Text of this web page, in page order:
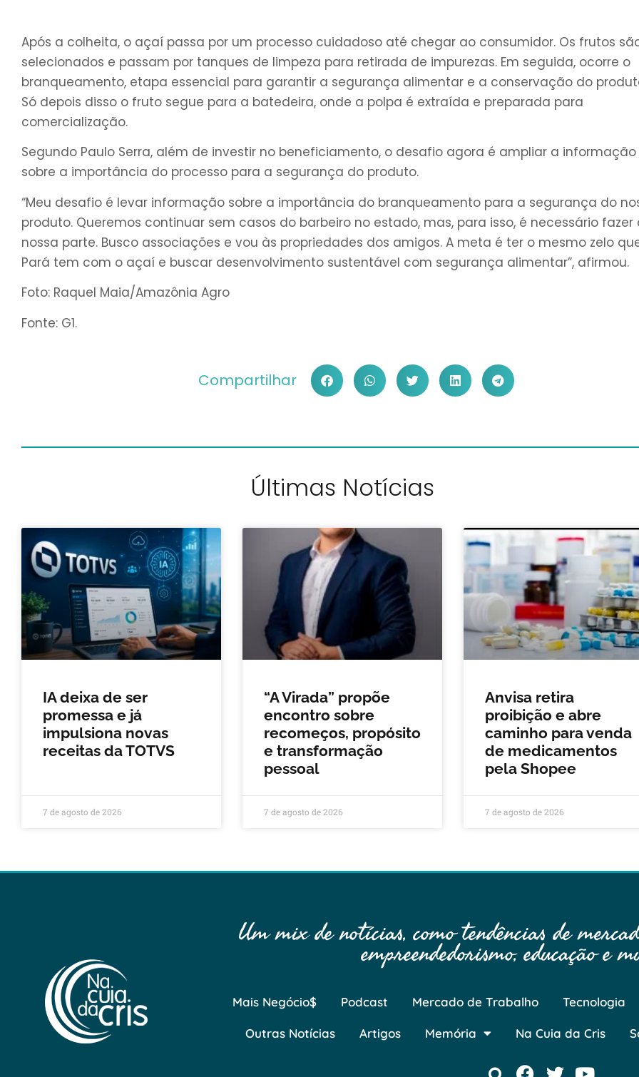
Após a colheita, o açaí passa por um processo cuidadoso até chegar ao consumidor. Os frutos
selecionados e passam por tanques de limpeza para retirada de impurezas. Em seguida, ocorre o
branqueamento, etapa essencial para garantir a segurança alimentar e a conservação do
Só depois disso o fruto segue para a batedeira, onde a polpa é extraída e preparada para
comercialização.
Segundo Paulo Serra, além de investir no beneficiamento, o desafio agora é ampliar a informação
sobre a importância do processo para a segurança do produto.
“Meu desafio é levar informação sobre a importância do branqueamento para a segurança do
produto. Queremos continuar sem casos do barbeiro no estado, mas, para isso, é necessário fazer
nossa parte. Busco associações e vou às propriedades dos amigos. A meta é ter o mesmo zelo
Pará tem com o açaí e buscar desenvolvimento sustentável com segurança alimentar”, afirmou.
Foto: Raquel Maia/Amazônia Agro
Fonte: G1.
Compartilhar
Últimas Notícias
IA deixa de ser
promessa e já
impulsiona novas
receitas da TOTVS
7 de agosto de 2026
“A Virada” propõe
encontro sobre
recomeços, propósito
e transformação
pessoal
7 de agosto de 2026
Anvisa retira
proibição e abre
caminho para venda
de medicamentos
pela Shopee
7 de agosto de 2026
Um mix de notícias, como tendências de
empreendedorismo, educação e
Mais Negócio$ Podcast Mercado de Trabalho Tecnologia
Outras Notícias Artigos Memória Na Cuia da Cris